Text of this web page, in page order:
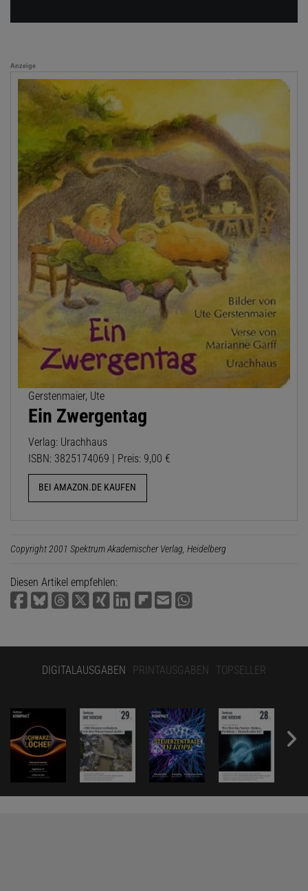
Anzeige
Gerstenmaier, Ute
Ein Zwergentag
Verlag: Urachhaus
ISBN: 3825174069 | Preis: 9,00 €
BEI AMAZON.DE KAUFEN
Copyright 2001 Spektrum Akademischer Verlag, Heidelberg
Diesen Artikel empfehlen:
DIGITALAUSGABEN PRINTAUSGABEN TOPSELLER